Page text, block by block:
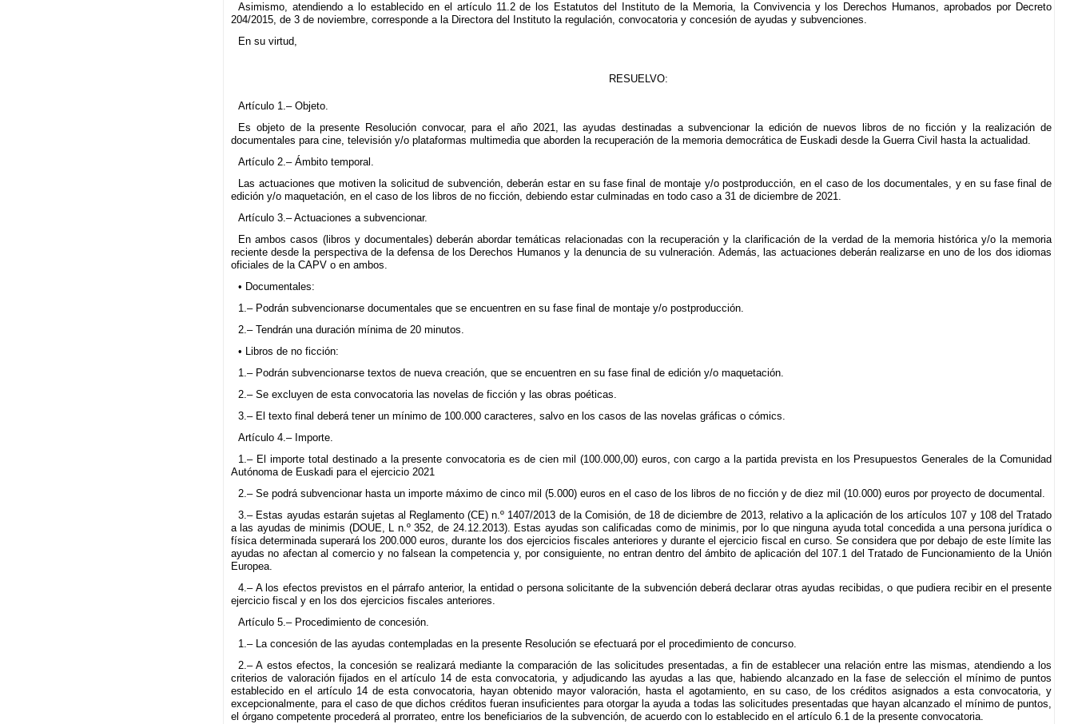
Asimismo, atendiendo a lo establecido en el artículo 11.2 de los Estatutos del Instituto de la Memoria, la Convivencia y los Derechos Humanos, aprobados por Decreto
204/2015, de 3 de noviembre, corresponde a la Directora del Instituto la regulación, convocatoria y concesión de ayudas y subvenciones.
En su virtud,
RESUELVO:
Artículo 1.– Objeto.
Es objeto de la presente Resolución convocar, para el año 2021, las ayudas destinadas a subvencionar la edición de nuevos libros de no ficción y la realización de
documentales para cine, televisión y/o plataformas multimedia que aborden la recuperación de la memoria democrática de Euskadi desde la Guerra Civil hasta la actualidad.
Artículo 2.– Ámbito temporal.
Las actuaciones que motiven la solicitud de subvención, deberán estar en su fase final de montaje y/o postproducción, en el caso de los documentales, y en su fase final de
edición y/o maquetación, en el caso de los libros de no ficción, debiendo estar culminadas en todo caso a 31 de diciembre de 2021.
Artículo 3.– Actuaciones a subvencionar.
En ambos casos (libros y documentales) deberán abordar temáticas relacionadas con la recuperación y la clarificación de la verdad de la memoria histórica y/o la memoria
reciente desde la perspectiva de la defensa de los Derechos Humanos y la denuncia de su vulneración. Además, las actuaciones deberán realizarse en uno de los dos idiomas
oficiales de la CAPV o en ambos.
• Documentales:
1.– Podrán subvencionarse documentales que se encuentren en su fase final de montaje y/o postproducción.
2.– Tendrán una duración mínima de 20 minutos.
• Libros de no ficción:
1.– Podrán subvencionarse textos de nueva creación, que se encuentren en su fase final de edición y/o maquetación.
2.– Se excluyen de esta convocatoria las novelas de ficción y las obras poéticas.
3.– El texto final deberá tener un mínimo de 100.000 caracteres, salvo en los casos de las novelas gráficas o cómics.
Artículo 4.– Importe.
1.– El importe total destinado a la presente convocatoria es de cien mil (100.000,00) euros, con cargo a la partida prevista en los Presupuestos Generales de la Comunidad
Autónoma de Euskadi para el ejercicio 2021
2.– Se podrá subvencionar hasta un importe máximo de cinco mil (5.000) euros en el caso de los libros de no ficción y de diez mil (10.000) euros por proyecto de documental.
3.– Estas ayudas estarán sujetas al Reglamento (CE) n.º 1407/2013 de la Comisión, de 18 de diciembre de 2013, relativo a la aplicación de los artículos 107 y 108 del Tratado
a las ayudas de minimis (DOUE, L n.º 352, de 24.12.2013). Estas ayudas son calificadas como de minimis, por lo que ninguna ayuda total concedida a una persona jurídica o
física determinada superará los 200.000 euros, durante los dos ejercicios fiscales anteriores y durante el ejercicio fiscal en curso. Se considera que por debajo de este límite las
ayudas no afectan al comercio y no falsean la competencia y, por consiguiente, no entran dentro del ámbito de aplicación del 107.1 del Tratado de Funcionamiento de la Unión
Europea.
4.– A los efectos previstos en el párrafo anterior, la entidad o persona solicitante de la subvención deberá declarar otras ayudas recibidas, o que pudiera recibir en el presente
ejercicio fiscal y en los dos ejercicios fiscales anteriores.
Artículo 5.– Procedimiento de concesión.
1.– La concesión de las ayudas contempladas en la presente Resolución se efectuará por el procedimiento de concurso.
2.– A estos efectos, la concesión se realizará mediante la comparación de las solicitudes presentadas, a fin de establecer una relación entre las mismas, atendiendo a los
criterios de valoración fijados en el artículo 14 de esta convocatoria, y adjudicando las ayudas a las que, habiendo alcanzado en la fase de selección el mínimo de puntos
establecido en el artículo 14 de esta convocatoria, hayan obtenido mayor valoración, hasta el agotamiento, en su caso, de los créditos asignados a esta convocatoria, y
excepcionalmente, para el caso de que dichos créditos fueran insuficientes para otorgar la ayuda a todas las solicitudes presentadas que hayan alcanzado el mínimo de puntos,
el órgano competente procederá al prorrateo, entre los beneficiarios de la subvención, de acuerdo con lo establecido en el artículo 6.1 de la presente convocatoria.